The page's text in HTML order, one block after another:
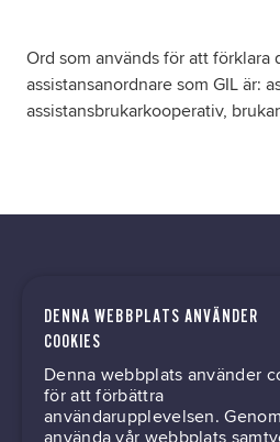
Ord som används för att förklara
assistansanordnare som GIL är:
assistansbrukarkooperativ,
kontor@gil.se
031-63 64 80
DENNA WEBBPLATS ANVÄNDER
COOKIES
Denna webbplats använder
för att förbättra
användarupplevelsen.
använda vår webbplats